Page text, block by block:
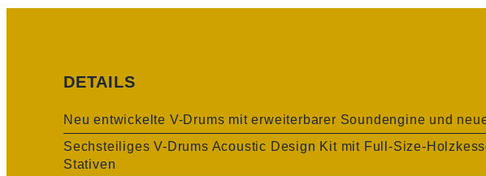
DETAILS
Neu entwickelte V-Drums mit erweiterbarer Soundengine und
Sechsteiliges V-Drums Acoustic Design Kit mit Full-Size-
Stativen